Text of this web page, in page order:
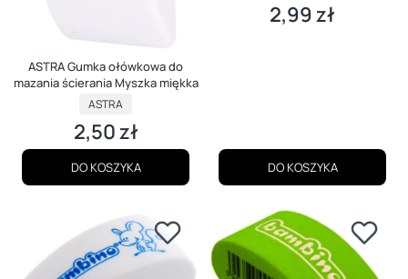
ASTRA Gumka ołówkowa do
mazania ścierania Myszka miękka
PRODUCENT
ASTRA
Cena
2,50 zł
DO KOSZYKA
Cena
2,99 zł
DO KOSZYKA